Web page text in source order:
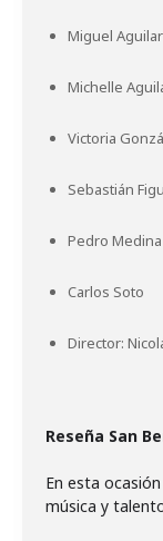
Miguel Aguilar
Michelle
Victoria
Sebastián
Pedro Medina
Carlos Soto
Director:
Reseña San
En esta
música y